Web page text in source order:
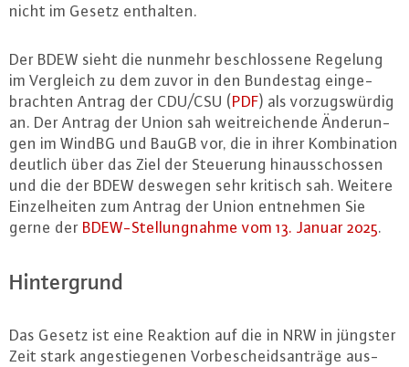
nicht im Gesetz enthalten.
Der BDEW sieht die nunmehr be­schlos­se­ne Regelung
im Vergleich zu dem zuvor in den Bundestag ein­ge­
brach­ten Antrag der CDU/CSU (PDF) als vor­zugs­wür­dig
an. Der Antrag der Union sah weit­rei­chen­de Än­de­run­
gen im WindBG und BauGB vor, die in ihrer Kom­bi­na­ti­on
deutlich über das Ziel der Steuerung hin­aus­schos­sen
und die der BDEW deswegen sehr kritisch sah. Weitere
Ein­zel­hei­ten zum Antrag der Union entnehmen Sie
gerne der BDEW-Stel­lung­nah­me vom 13. Januar 2025.
Hin­ter­grund
Das Gesetz ist eine Reaktion auf die in NRW in jüngster
Zeit stark an­ge­stie­ge­nen Vor­be­scheids­an­trä­ge aus­